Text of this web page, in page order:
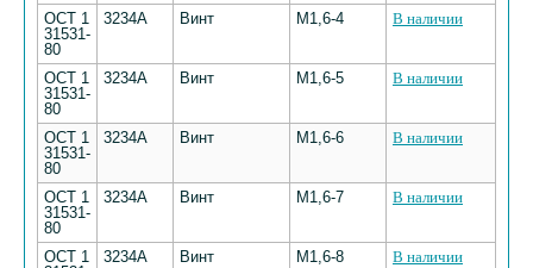
ОСТ 1
31531-
80
3234А Винт М1,6-4 В наличии
ОСТ 1
31531-
80
3234А Винт М1,6-5 В наличии
ОСТ 1
31531-
80
3234А Винт М1,6-6 В наличии
ОСТ 1
31531-
80
3234А Винт М1,6-7 В наличии
ОСТ 1
3234А Винт М1,6-8 В наличии